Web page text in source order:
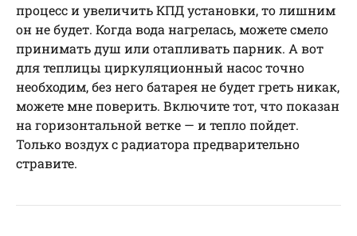
процесс и увеличить КПД установки, то лишним
он не будет. Когда вода нагрелась, можете смело
принимать душ или отапливать парник. А вот
для теплицы циркуляционный насос точно
необходим, без него батарея не будет греть никак,
можете мне поверить. Включите тот, что показан
на горизонтальной ветке — и тепло пойдет.
Только воздух с радиатора предварительно
стравите.